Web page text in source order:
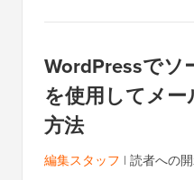
WordPressで
を使用してメ
方法
編集スタッフ | 読者への